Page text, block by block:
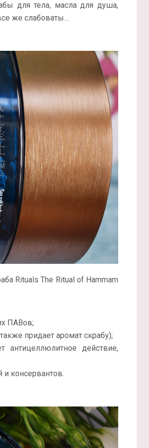
для тела, масла для душа,
же слабоваты…
Rituals The Ritual of Hammam
ПАВов;
придает аромат скрабу);
антицеллюлитное действие,
консервантов.